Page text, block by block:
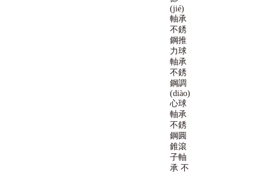
(jié)
軸承
不銹
鋼推
力球
軸承
不銹
鋼調
(diào)
心球
軸承
不銹
鋼圓
錐滾
子軸
承 不